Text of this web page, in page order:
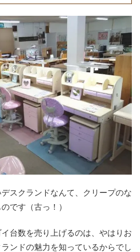
スクランドなんて、クリープのな
です（古っ！）
台数を売り上げるのは、やはりお
ンドの魅力を知っているからでし